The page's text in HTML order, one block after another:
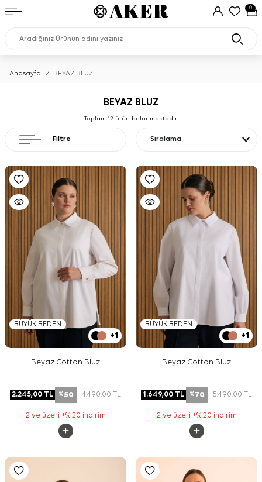
0
Anasayfa / BEYAZ BLUZ
Filtre
BEYAZ BLUZ
Toplam 12 ürün bulunmaktadır.
Sıralama
BÜYÜK BEDEN
+1
Beyaz Cotton Bluz
2.245,00 TL %50 4.490,00TL
2 ve üzeri +% 20 indirim
BÜYÜK BEDEN
+1
Beyaz Cotton Bluz
1.649,00 TL %70 5.490,00TL
2 ve üzeri +% 20 indirim